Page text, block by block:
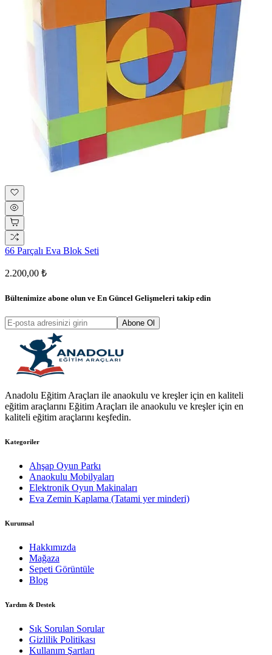
66 Parçalı Eva Blok Seti
2.200,00 ₺
Bültenimize abone olun ve En Güncel Gelişmeleri takip edin
Abone Ol
Anadolu Eğitim Araçları ile anaokulu ve kreşler için en kaliteli
eğitim araçlarını Eğitim Araçları ile anaokulu ve kreşler için en
kaliteli eğitim araçlarını keşfedin.
Kategoriler
Ahşap Oyun Parkı
Anaokulu Mobilyaları
Elektronik Oyun Makinaları
Eva Zemin Kaplama (Tatami yer minderi)
Kurumsal
Hakkımızda
Mağaza
Sepeti Görüntüle
Blog
Yardım & Destek
Sık Sorulan Sorular
Gizlilik Politikası
Kullanım Şartları